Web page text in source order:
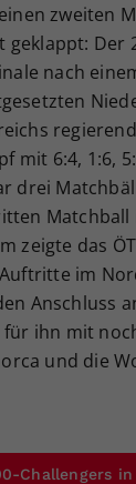
zweiten
Der
nach
mit 6:4, 1:6,
drei
Matchball
zeigte das
im
Anschluss
ihn mit
und die
Challengers in